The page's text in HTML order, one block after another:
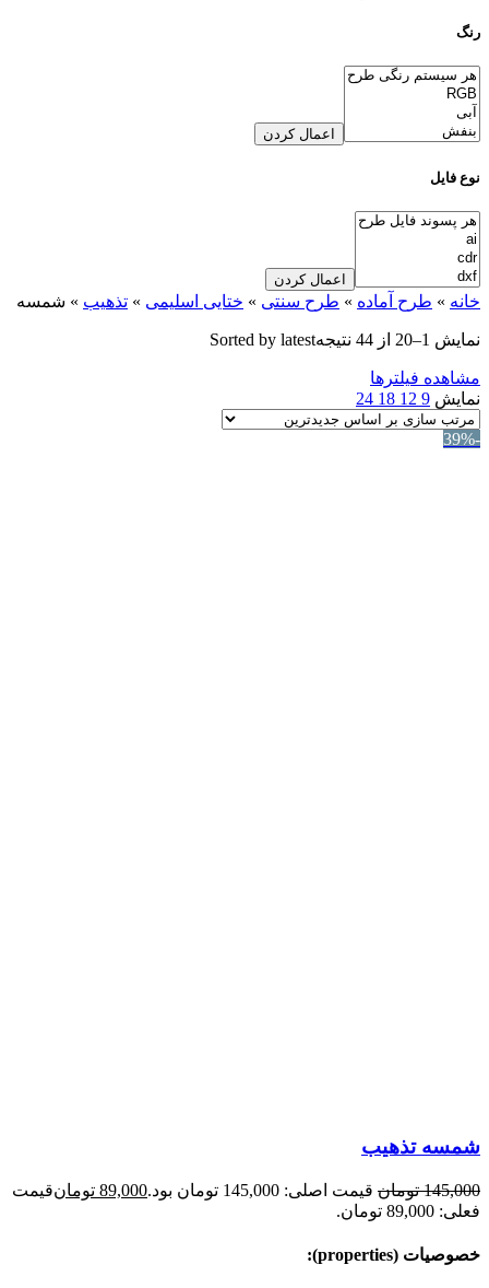
رنگ
اعمال کردن
نوع فایل
اعمال کردن
خانه » طرح آماده » طرح سنتی » ختایی اسلیمی » تذهیب » شمسه
نمایش 1–20 از 44 نتیجه Sorted by latest
مشاهده فیلترها
نمایش 9
12
18
24
-39%
شمسه تذهیب
145,000 تومان قیمت اصلی: 145,000 تومان بود. 89,000 تومانقیمت
فعلی: 89,000 تومان.
خصوصیات (properties):